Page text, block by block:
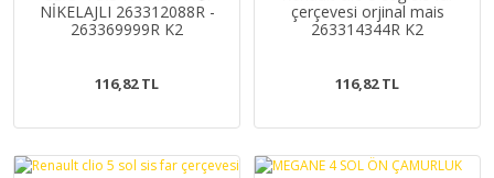
NİKELAJLI 263312088R -
263369999R K2
116,82 TL
çerçevesi orjinal mais
263314344R K2
116,82 TL